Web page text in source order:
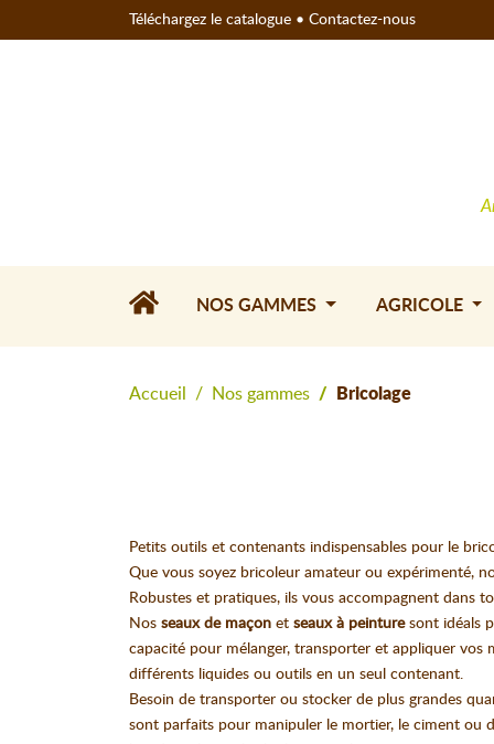
Téléchargez le catalogue • Contactez-nous
NOS GAMMES AGRICOLE
Accueil Nos gammes Bricolage
Petits outils et contenants indispensables pour le
Que vous soyez bricoleur amateur ou expérimenté,
Robustes et pratiques, ils vous accompagnent dans
Nos seaux de maçon et seaux à peinturesont idéals
capacité pour mélanger, transporter et appliquer vos
différents liquides ou outils en un seul contenant.
Besoin de transporter ou stocker de plus grandes
sont parfaits pour manipuler le mortier, le ciment